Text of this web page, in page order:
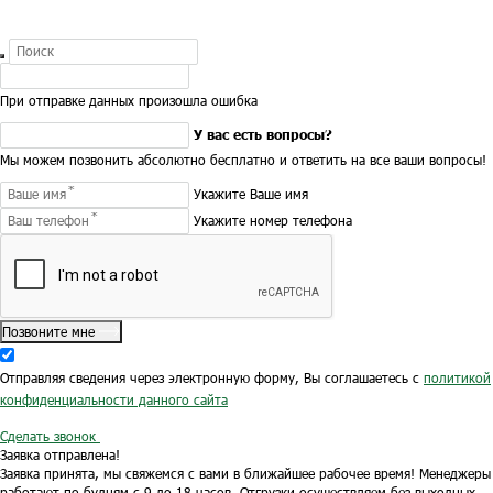
При отправке данных произошла ошибка
У вас есть вопросы?
Мы можем позвонить абсолютно бесплатно и ответить на все ваши вопросы!
Укажите Ваше имя
Укажите номер телефона
Позвоните мне
Отправляя сведения через электронную форму, Вы соглашаетесь с политикой
конфиденциальности данного сайта
Сделать звонок
Заявка отправлена!
Заявка принята, мы свяжемся с вами в ближайшее рабочее время! Менеджеры